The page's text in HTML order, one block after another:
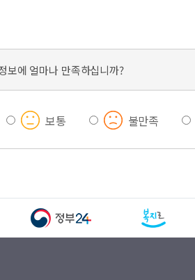
보에 얼마나 만족하십니까?
보통 불만족